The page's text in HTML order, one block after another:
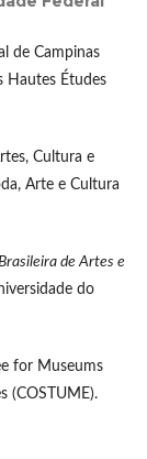
de Campinas
Hautes Études
Cultura e
Arte e Cultura
de Artes e
do
for Museums
(COSTUME).